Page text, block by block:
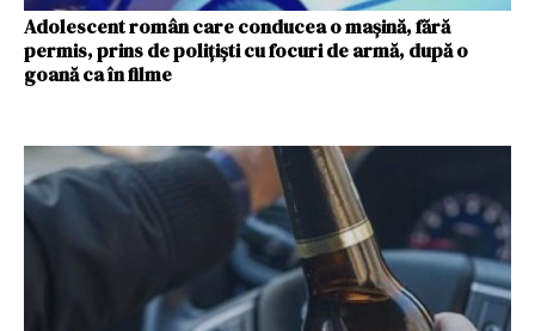
Adolescent român care conducea o maşină, fără
permis, prins de polițiști cu focuri de armă, după o
goană ca în filme